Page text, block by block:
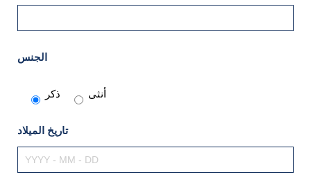
الجنس
ذكر أنثى
تاريخ الميلاد